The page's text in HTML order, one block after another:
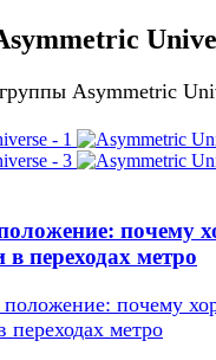
Asymmetric
положение: почему
переходах метро